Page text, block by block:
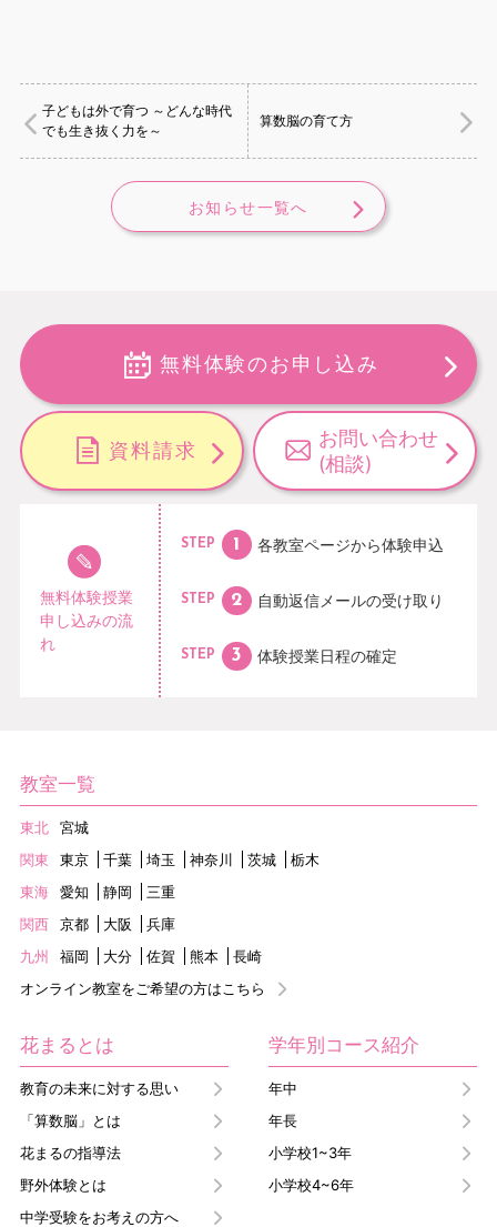
子どもは外で育つ ～どんな時代
でも生き抜く力を～
算数脳の育て方
お知らせ一覧へ
無料体験のお申し込み
資料請求
お問い合わせ
(相談)
無料体験授業
申し込みの流
れ
STEP 各教室ページから体験申込
STEP 自動返信メールの受け取り
STEP 体験授業日程の確定
教室一覧
東北
宮城
関東
東京 千葉 埼玉 神奈川 茨城
栃木
東海
愛知 静岡
三重
関西
京都 大阪
兵庫
九州
福岡 大分 佐賀 熊本
長崎
オンライン教室をご希望の方はこちら
花まるとは
教育の未来に対する思い
「算数脳」とは
花まるの指導法
野外体験とは
中学受験をお考えの方へ
学年別コース紹介
年中
年長
小学校1~3年
小学校4~6年